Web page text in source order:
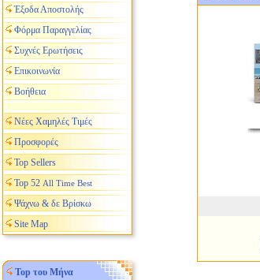
Έξοδα Αποστολής
Φόρμα Παραγγελίας
Συχνές Ερωτήσεις
Επικοινωνία
Βοήθεια
Νέες Χαμηλές Τιμές
Προσφορές
Top Sellers
Top 52 All Time Best
Ψάχνω & δε Βρίσκω
Site Map
Top του Μήνα